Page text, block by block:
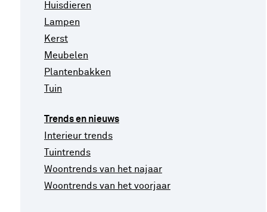
Huisdieren
Lampen
Kerst
Meubelen
Plantenbakken
Tuin
Trends en nieuws
Interieur trends
Tuintrends
Woontrends van het najaar
Woontrends van het voorjaar